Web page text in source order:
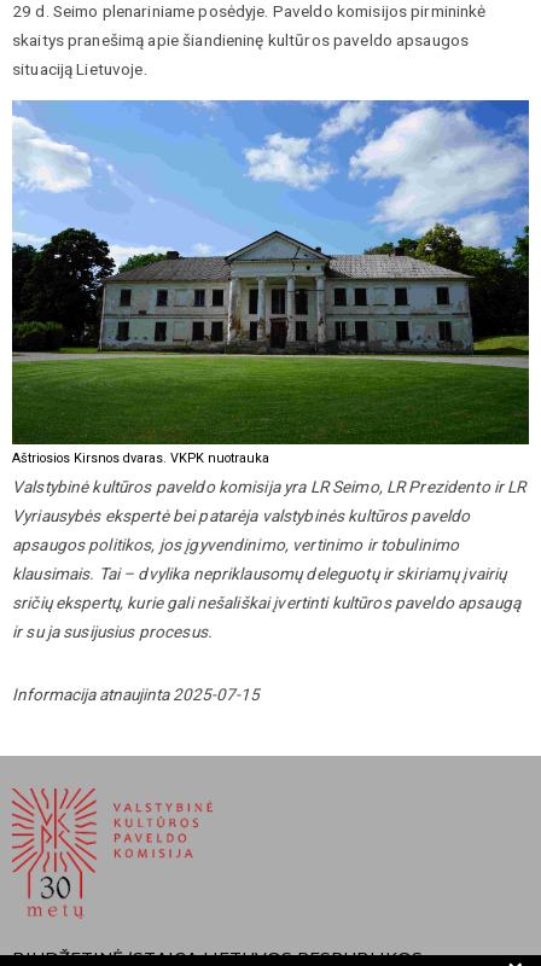
29 d. Seimo plenariniame posėdyje. Paveldo komisijos pirmininkė
skaitys pranešimą apie šiandieninę kultūros paveldo apsaugos
situaciją Lietuvoje.
Aštriosios Kirsnos dvaras. VKPK nuotrauka
Valstybinė kultūros paveldo komisija yra LR Seimo, LR Prezidento ir LR
Vyriausybės ekspertė bei patarėja valstybinės kultūros paveldo
apsaugos politikos, jos įgyvendinimo, vertinimo ir tobulinimo
klausimais. Tai – dvylika nepriklausomų deleguotų ir skiriamų įvairių
sričių ekspertų, kurie gali nešališkai įvertinti kultūros paveldo apsaugą
ir su ja susijusius procesus.
Informacija atnaujinta 2025-07-15
BIUDŽETINĖ ĮSTAIGA LIETUVOS RESPUBLIKOS